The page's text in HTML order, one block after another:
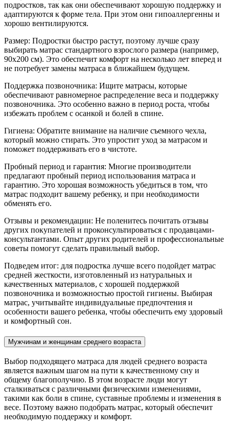
подростков, так как они обеспечивают хорошую поддержку и
адаптируются к форме тела. При этом они гипоаллергенны и
хорошо вентилируются.
Размер: Подростки быстро растут, поэтому лучше сразу
выбирать матрас стандартного взрослого размера (например,
90x200 см). Это обеспечит комфорт на несколько лет вперед и
не потребует замены матраса в ближайшем будущем.
Поддержка позвоночника: Ищите матрасы, которые
обеспечивают равномерное распределение веса и поддержку
позвоночника. Это особенно важно в период роста, чтобы
избежать проблем с осанкой и болей в спине.
Гигиена: Обратите внимание на наличие съемного чехла,
который можно стирать. Это упростит уход за матрасом и
поможет поддерживать его в чистоте.
Пробный период и гарантия: Многие производители
предлагают пробный период использования матраса и
гарантию. Это хорошая возможность убедиться в том, что
матрас подходит вашему ребенку, и при необходимости
обменять его.
Отзывы и рекомендации: Не поленитесь почитать отзывы
других покупателей и проконсультироваться с продавцами-
консультантами. Опыт других родителей и профессиональные
советы помогут сделать правильный выбор.
Подведем итог: для подростка лучше всего подойдет матрас
средней жесткости, изготовленный из натуральных и
качественных материалов, с хорошей поддержкой
позвоночника и возможностью простой гигиены. Выбирая
матрас, учитывайте индивидуальные предпочтения и
особенности вашего ребенка, чтобы обеспечить ему здоровый
и комфортный сон.
Мужчинам и женщинам среднего возраста
Выбор подходящего матраса для людей среднего возраста
является важным шагом на пути к качественному сну и
общему благополучию. В этом возрасте люди могут
сталкиваться с различными физическими изменениями,
такими как боли в спине, суставные проблемы и изменения в
весе. Поэтому важно подобрать матрас, который обеспечит
необходимую поддержку и комфорт.